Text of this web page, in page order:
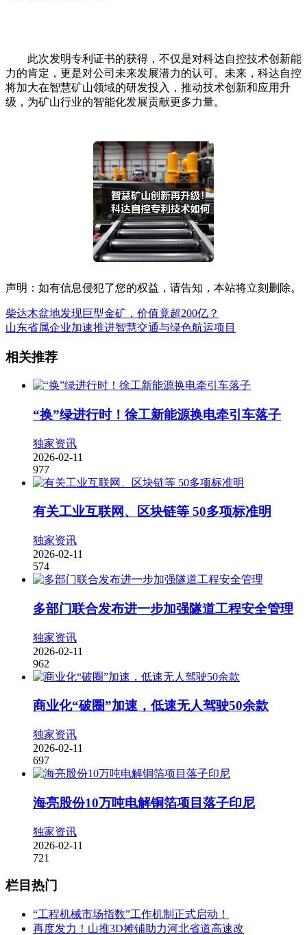
此次发明专利证书的获得，不仅是对科达自控技术创新能
力的肯定，更是对公司未来发展潜力的认可。未来，科达自控
将加大在智慧矿山领域的研发投入，推动技术创新和应用升
级，为矿山行业的智能化发展贡献更多力量。
声明：如有信息侵犯了您的权益，请告知，本站将立刻删除。
柴达木盆地发现巨型金矿，价值竟超200亿？
山东省属企业加速推进智慧交通与绿色航运项目
相关推荐
“换”绿进行时！徐工新能源换电牵引车落子
独家资讯
2026-02-11
977
有关工业互联网、区块链等 50多项标准明
独家资讯
2026-02-11
574
多部门联合发布进一步加强隧道工程安全管理
独家资讯
2026-02-11
962
商业化“破圈”加速，低速无人驾驶50余款
独家资讯
2026-02-11
697
海亮股份10万吨电解铜箔项目落子印尼
独家资讯
2026-02-11
721
栏目热门
“工程机械市场指数”工作机制正式启动！
再度发力！山推3D摊铺助力河北省道高速改